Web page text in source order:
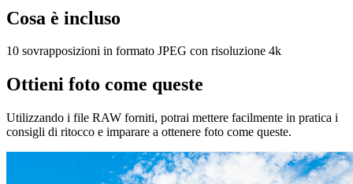
Cosa è incluso
10 sovrapposizioni in formato JPEG con risoluzione 4k
Ottieni foto come queste
Utilizzando i file RAW forniti, potrai mettere facilmente in pratica i
consigli di ritocco e imparare a ottenere foto come queste.